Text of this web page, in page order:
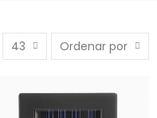
43 Ordenar por